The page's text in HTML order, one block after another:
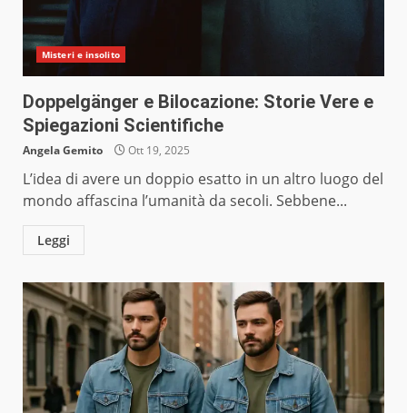
Misteri e insolito
Doppelgänger e Bilocazione: Storie Vere e
Spiegazioni Scientifiche
Angela Gemito Ott 19, 2025
L’idea di avere un doppio esatto in un altro luogo del
mondo affascina l’umanità da secoli. Sebbene...
Leggi